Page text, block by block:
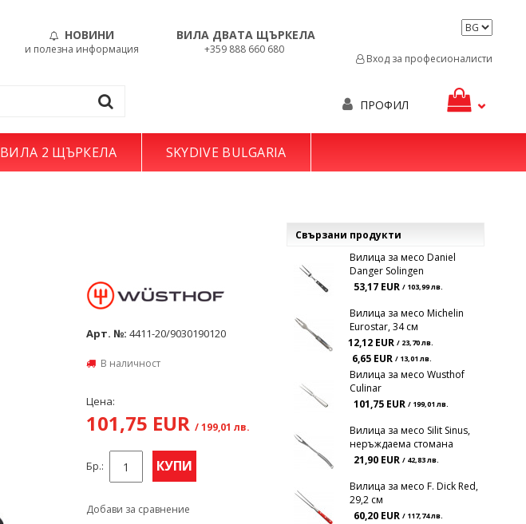
НОВИНИ
и полезна информация
ВИЛА ДВАТА ЩЪРКЕЛА
+359 888 660 680
Вход за професионалисти
ПРОФИЛ
ВИЛА 2 ЩЪРКЕЛА SKYDIVE BULGARIA
Арт. №: 4411-20/9030190120
В наличност
Цена:
101,75 EUR / 199,01 лв.
Бр.: КУПИ
Добави за сравнение
Свързани продукти
Вилица за месо Daniel
Danger Solingen
53,17 EUR / 103,99 лв.
Вилица за месо Michelin
Eurostar, 34 см
12,12 EUR / 23,70 лв.
6,65 EUR / 13,01 лв.
Вилица за месо Wusthof
Culinar
101,75 EUR / 199,01 лв.
Вилица за месо Silit Sinus,
неръждаема стомана
21,90 EUR / 42,83 лв.
Вилица за месо F. Dick Red,
29,2 см
60,20 EUR / 117,74 лв.